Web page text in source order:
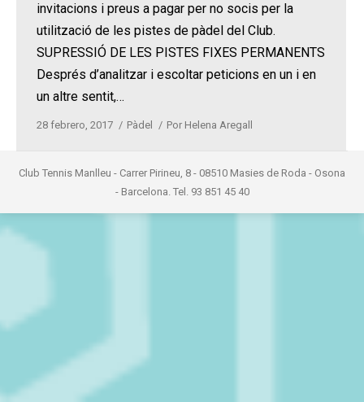
invitacions i preus a pagar per no socis per la
utilització de les pistes de pàdel del Club.
SUPRESSIÓ DE LES PISTES FIXES PERMANENTS
Després d’analitzar i escoltar peticions en un i en
un altre sentit,…
28 febrero, 2017 Pàdel Por Helena Aregall
Club Tennis Manlleu - Carrer Pirineu, 8 - 08510 Masies de Roda - Osona
- Barcelona. Tel. 93 851 45 40